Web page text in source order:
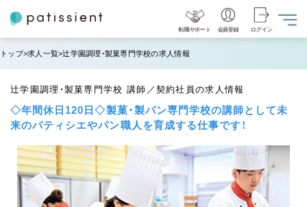
転職サポート 会員登録 ログイン
トップ 求人一覧 辻学園調理・製菓専門学校の求人情報
辻学園調理・製菓専門学校 講師／契約社員の求人情報
◇年間休日120日◇製菓・製パン専⾨学校の講師として未
来のパティシエやパン職⼈を育成する仕事です！